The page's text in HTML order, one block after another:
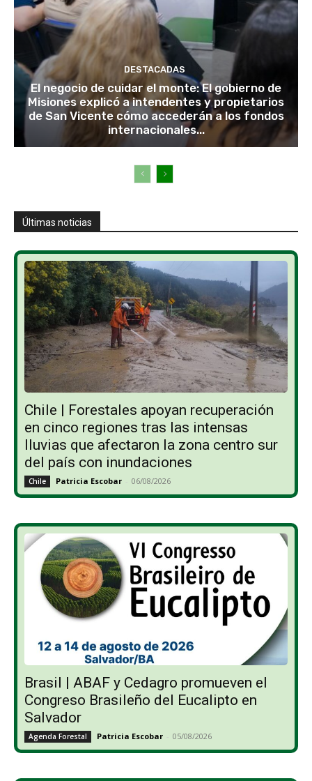
DESTACADAS
El negocio de cuidar el monte: El gobierno de
Misiones explicó a intendentes y propietarios
de San Vicente cómo accederán a los fondos
internacionales...
Últimas noticias
Chile | Forestales apoyan recuperación
en cinco regiones tras las intensas
lluvias que afectaron la zona centro sur
del país con inundaciones
Chile Patricia Escobar - 06/08/2026
Brasil | ABAF y Cedagro promueven el
Congreso Brasileño del Eucalipto en
Salvador
Agenda Forestal Patricia Escobar - 05/08/2026